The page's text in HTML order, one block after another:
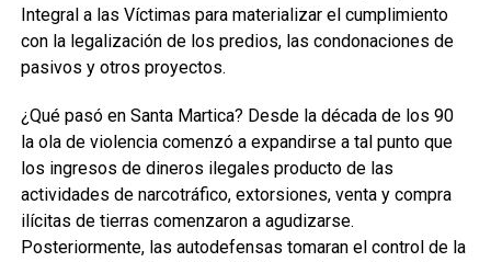
Integral a las Víctimas para materializar el cumplimiento
con la legalización de los predios, las condonaciones de
pasivos y otros proyectos.
¿Qué pasó en Santa Martica? Desde la década de los 90
la ola de violencia comenzó a expandirse a tal punto que
los ingresos de dineros ilegales producto de las
actividades de narcotráfico, extorsiones, venta y compra
ilícitas de tierras comenzaron a agudizarse.
Posteriormente, las autodefensas tomaran el control de la